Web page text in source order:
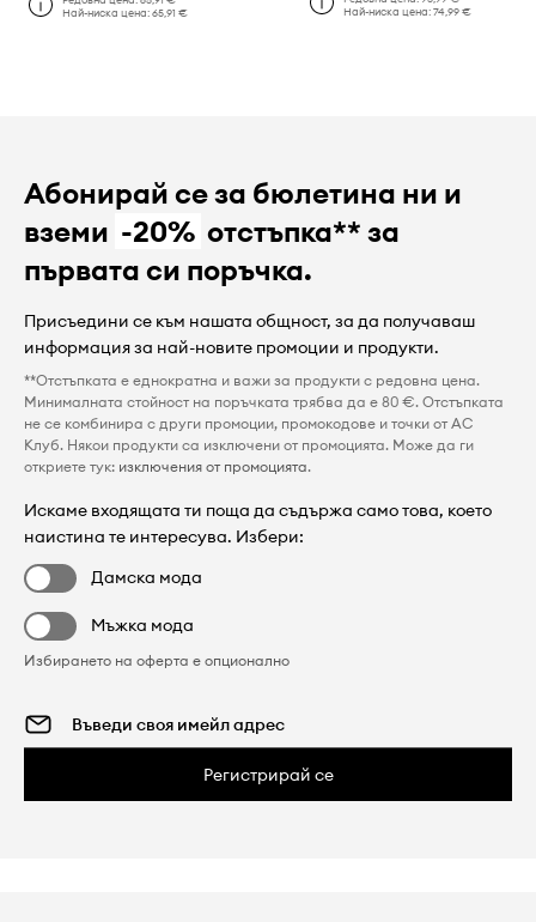
Най-ниска цена:65,91 €
Най-ниска цена: 74,99 €
Абонирай се за бюлетина ни и
вземи -20% отстъпка** за
първата си поръчка.
Присъедини се към нашата общност, за да получаваш
информация за най-новите промоции и продукти.
**Отстъпката е еднократна и важи за продукти с редовна цена.
Минималната стойност на поръчката трябва да е 80 €. Отстъпката
не се комбинира с други промоции, промокодове и точки от AC
Клуб. Някои продукти са изключени от промоцията. Може да ги
откриете тук: изключения от промоцията.
Искаме входящата ти поща да съдържа само това, което
наистина те интересува. Избери:
Дамска мода
Мъжка мода
Избирането на оферта е опционално
Регистрирай се